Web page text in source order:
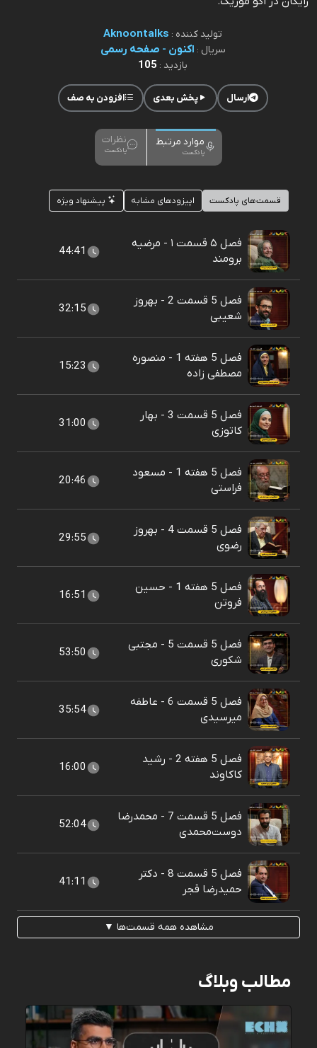
تولید کننده : Aknoontalks
سریال : اکنون - صفحه رسمی
بازدید : 105
ارسال پخش بعدی افزودن به صف
موارد مرتبط
پادکست
نظرات
پادکست
قسمت‌های پادکست اپیزودهای مشابه پیشنهاد ویژه
فصل ۵ قسمت ۱ - مرضیه
برومند
44:41
فصل 5 قسمت 2 - بهروز
شعیبی
32:15
فصل 5 هفته 1 - منصوره
مصطفی زاده
15:23
فصل 5 قسمت 3 - بهار
کاتوزی
31:00
فصل 5 هفته 1 - مسعود
فراستی
20:46
فصل 5 قسمت 4 - بهروز
رضوی
29:55
فصل 5 هفته 1 - حسین
فروتن
16:51
فصل 5 قسمت 5 - مجتبی
شکوری
53:50
فصل 5 قسمت 6 - عاطفه
میرسیدی
35:54
فصل 5 هفته 2 - رشید
کاکاوند
16:00
فصل 5 قسمت 7 - محمدرضا
دوست‌محمدی
52:04
فصل 5 قسمت 8 - دکتر
حمیدرضا قجر
41:11
مشاهده همه قسمت‌ها ▼
مطالب وبلاگ